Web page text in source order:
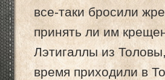
все-таки бросили
принять ли им
Лэтигаллы из
время приходили в